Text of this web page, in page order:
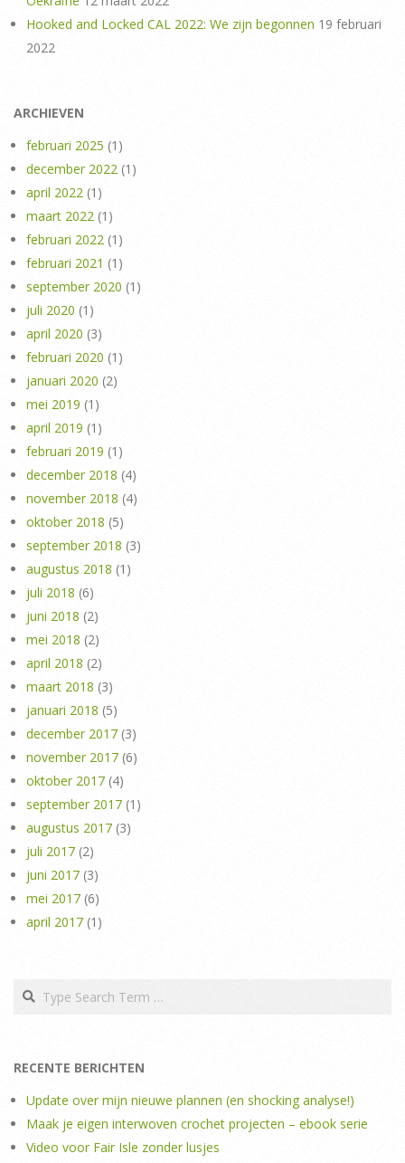
Hooked and Locked CAL 2022: We zijn begonnen 19 februari
2022
ARCHIEVEN
februari 2025 (1)
december 2022 (1)
april 2022 (1)
maart 2022 (1)
februari 2022 (1)
februari 2021 (1)
september 2020 (1)
juli 2020 (1)
april 2020 (3)
februari 2020 (1)
januari 2020 (2)
mei 2019 (1)
april 2019 (1)
februari 2019 (1)
december 2018 (4)
november 2018 (4)
oktober 2018 (5)
september 2018 (3)
augustus 2018 (1)
juli 2018 (6)
juni 2018 (2)
mei 2018 (2)
april 2018 (2)
maart 2018 (3)
januari 2018 (5)
december 2017 (3)
november 2017 (6)
oktober 2017 (4)
september 2017 (1)
augustus 2017 (3)
juli 2017 (2)
juni 2017 (3)
mei 2017 (6)
april 2017 (1)
Search
RECENTE BERICHTEN
Update over mijn nieuwe plannen (en shocking analyse!)
Maak je eigen interwoven crochet projecten – ebook serie
Video voor Fair Isle zonder lusjes